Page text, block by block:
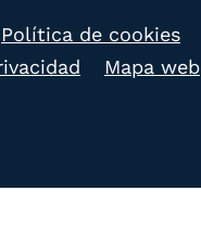
Política de cookies
Mapa web